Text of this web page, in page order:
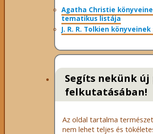
Agatha Christie
tematikus listája
J. R. R. Tolkien
Segíts nekünk
felkutatásában!
Az oldal tartalma
nem lehet teljes és